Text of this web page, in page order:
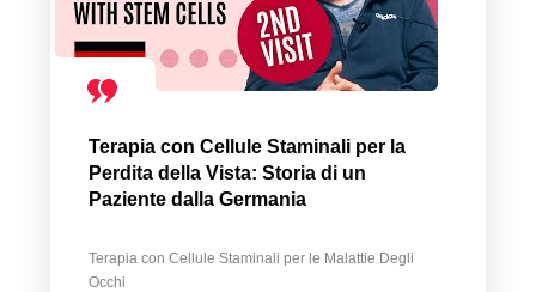
Terapia con Cellule Staminali per la
Perdita della Vista: Storia di un
Paziente dalla Germania
Terapia con Cellule Staminali per le Malattie Degli
Occhi